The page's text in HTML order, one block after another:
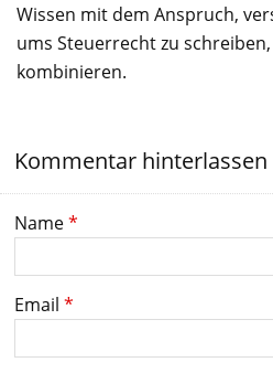
Wissen mit dem Anspruch,
ums Steuerrecht zu
kombinieren.
Kommentar hinterlassen
Name*
Email *